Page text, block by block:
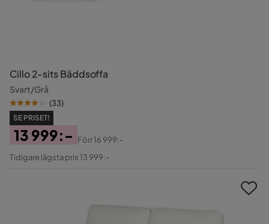
Cillo 2-sits Bäddsoffa
Svart/Grå
(33)
SE PRISET!
Pris
13 999:-
Original
Förr16 999:-
Tidigare lägsta pris 13 999:-